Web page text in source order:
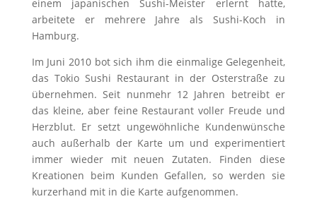
einem japanischen Sushi-Meister erlernt hatte,
arbeitete er mehrere Jahre als Sushi-Koch in
Hamburg.
Im Juni 2010 bot sich ihm die einmalige Gelegenheit,
das Tokio Sushi Restaurant in der Osterstraße zu
übernehmen. Seit nunmehr 12 Jahren betreibt er
das kleine, aber feine Restaurant voller Freude und
Herzblut. Er setzt ungewöhnliche Kundenwünsche
auch außerhalb der Karte um und experimentiert
immer wieder mit neuen Zutaten. Finden diese
Kreationen beim Kunden Gefallen, so werden sie
kurzerhand mit in die Karte aufgenommen.